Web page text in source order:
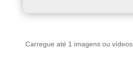
Carregue até 1 imagens ou vídeos